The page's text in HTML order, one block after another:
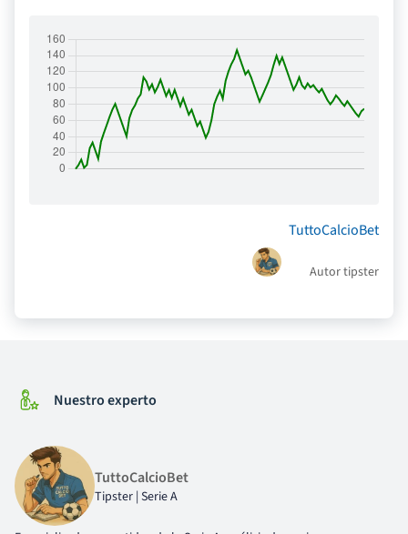
TuttoCalcioBet
Autor tipster
Nuestro experto
TuttoCalcioBet
Tipster | Serie A